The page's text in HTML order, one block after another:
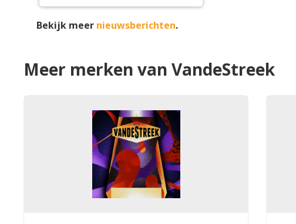
Bekijk meer nieuwsberichten.
Meer merken van VandeStreek